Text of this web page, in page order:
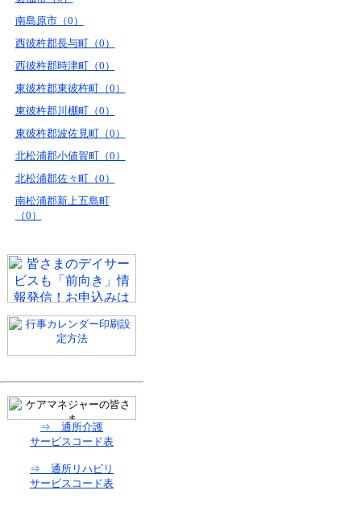
南島原市（0）
西彼杵郡長与町（0）
西彼杵郡時津町（0）
東彼杵郡東彼杵町（0）
東彼杵郡川棚町（0）
東彼杵郡波佐見町（0）
北松浦郡小値賀町（0）
北松浦郡佐々町（0）
南松浦郡新上五島町
（0）
⇒ 通所介護
サービスコード表
⇒ 通所リハビリ
サービスコード表